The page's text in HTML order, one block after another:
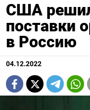
США
поставки
в Россию
04.12.2022